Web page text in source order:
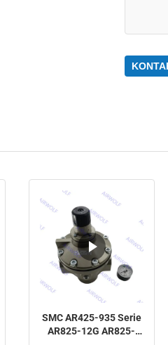
SMC AR425-935 Serie
AR825-12G AR825-